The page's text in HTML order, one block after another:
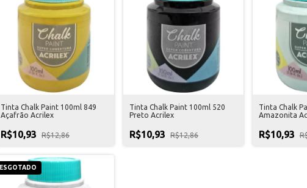
Tinta Chalk Paint 100ml 849
Açafrão Acrilex
R$10,93 R$12,86
Tinta Chalk Paint 100ml 520
Preto Acrilex
R$10,93 R$12,86
Tinta Chalk
Amazonita
R$10,93
ESGOTADO